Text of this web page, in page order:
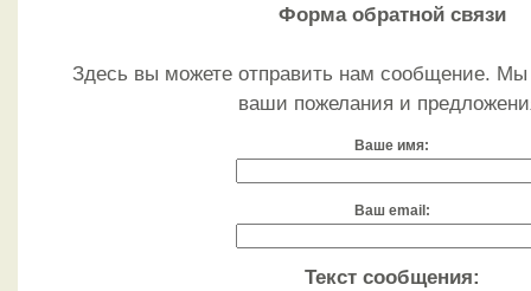
Форма обратной связи
Здесь вы можете отправить нам сообщение. Мы
ваши пожелания и
Ваше имя:
Ваш email:
Текст сообщения: